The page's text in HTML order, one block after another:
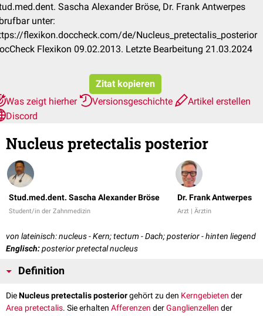
Sascha Alexander Bröse, Dr. Frank Antwerpes
unter:
flexikon.doccheck.com/de/Nucleus_pretectalis_posterior
Flexikon 09.02.2013. Letzte Bearbeitung 21.03.2024
Zitat kopieren
Was zeigt hierher
Versionsgeschichte
Artikel erstellen
Discord
Nucleus pretectalis posterior
Stud.med.dent. Sascha Alexander Bröse
Student/in der Zahnmedizin
Dr. Frank Antwerpes
Arzt | Ärztin
von lateinisch: nucleus - Kern; tectum - Dach; posterior - hinten liegend
Englisch:posterior pretectal nucleus
Definition
DieNucleus pretectalis posteriorgehört zu den Kerngebieten der
Area pretectalis. Sie erhalten Afferenzen derGanglienzellen der